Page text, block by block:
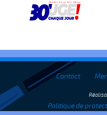
Contact
Politique de